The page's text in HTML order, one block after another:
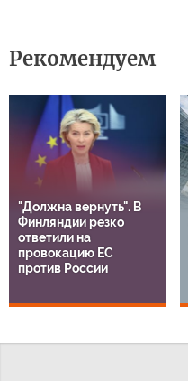
Рекомендуем
"Должна вернуть". В
Финляндии резко
ответили на
провокацию ЕС
против России